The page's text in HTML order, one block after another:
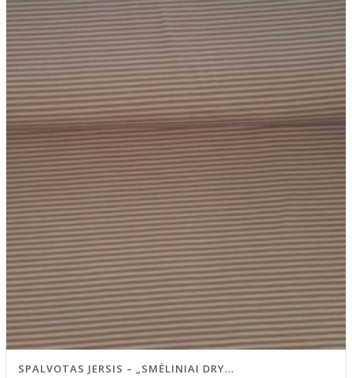
SPALVOTAS JERSIS – „SMĖLINIAI DRY...